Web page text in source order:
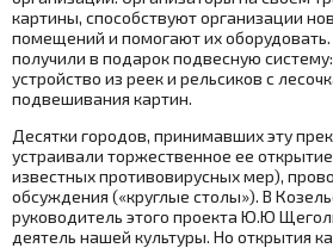
картины, способствуют организации
помещений и помогают их
получили в подарок подвесную
устройство из реек и рельсиков с
подвешивания картин.
Десятки городов, принимавших эту
устраивали торжественное ее
известных противовирусных мер),
обсуждения («круглые столы»). В
руководитель этого проекта Ю.Ю
деятель нашей культуры. Но открытия